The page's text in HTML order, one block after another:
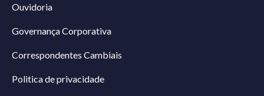
Ouvidoria
Governança Corporativa
Correspondentes Cambiais
Politica de privacidade